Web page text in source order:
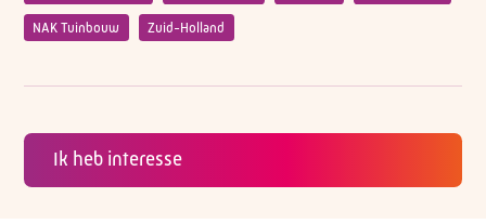
NAK Tuinbouw Zuid-Holland
Ik heb interesse